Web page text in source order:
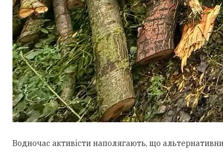
Водночас активісти наполягають, що